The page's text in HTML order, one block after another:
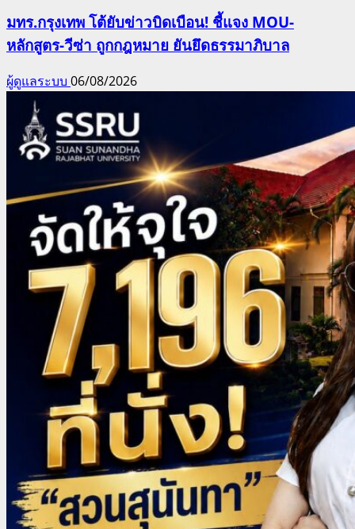
มทร.กรุงเทพ โต้ยับข่าวบิดเบือน! ชี้แจง MOU-
หลักสูตร-วีซ่า ถูกกฎหมาย ยันยึดธรรมาภิบาล
ผู้ดูแลระบบ 06/08/2026